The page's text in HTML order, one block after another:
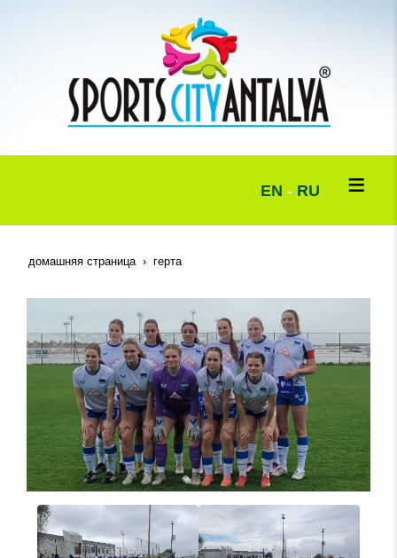
EN - RU
домашняя страница герта